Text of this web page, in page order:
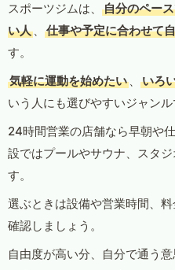
スポーツジムは、
自分のペー
い人 、 仕事や予定に合わせて
す。
気軽に運動を始めたい 、 いろ
いう人にも選びやすいジャンル
24時間営業の店舗なら早朝や
設ではプールやサウナ、スタ
す。
選ぶときは設備や営業時間、
確認しましょう。
自由度が高い分、自分で通う